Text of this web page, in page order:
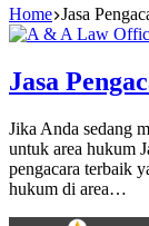
Home Jasa
Jasa
Jika Anda sedang
untuk area hukum
pengacara terbaik
hukum di area…